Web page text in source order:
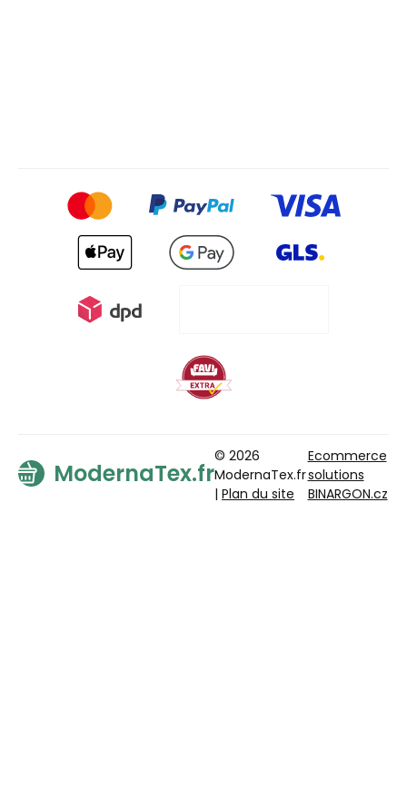
ModernaTex.fr
© 2026
ModernaTex.fr
| Plan du site
Ecommerce
solutions
BINARGON.cz